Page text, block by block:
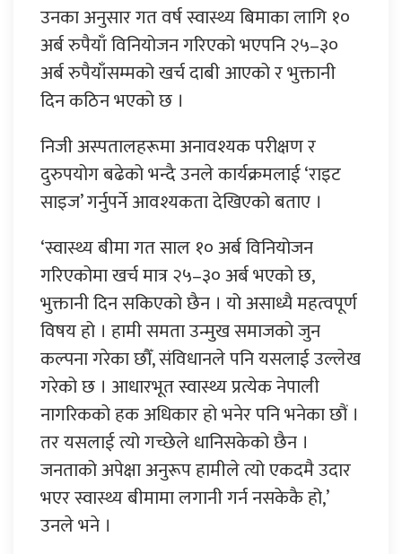
उनका अनुसार गत वर्ष स्वास्थ्य बिमाका लागि १०
अर्ब रुपैयाँ विनियोजन गरिएको भएपनि २५–३०
अर्ब रुपैयाँसम्मको खर्च दाबी आएको र भुक्तानी
दिन कठिन भएको छ ।
निजी अस्पतालहरूमा अनावश्यक परीक्षण र
दुरुपयोग बढेको भन्दै उनले कार्यक्रमलाई ‘राइट
साइज’ गर्नुपर्ने आवश्यकता देखिएको बताए ।
‘स्वास्थ्य बीमा गत साल १० अर्ब विनियोजन
गरिएकोमा खर्च मात्र २५–३० अर्ब भएको छ,
भुक्तानी दिन सकिएको छैन । यो असाध्यै महत्वपूर्ण
विषय हो । हामी समता उन्मुख समाजको जुन
कल्पना गरेका छौँ, संविधानले पनि यसलाई उल्लेख
गरेको छ । आधारभूत स्वास्थ्य प्रत्येक नेपाली
नागरिकको हक अधिकार हो भनेर पनि भनेका छौं ।
तर यसलाई त्यो गच्छेले धानिसकेको छैन ।
जनताको अपेक्षा अनुरूप हामीले त्यो एकदमै उदार
भएर स्वास्थ्य बीमामा लगानी गर्न नसकेकै हो,’
उनले भने ।